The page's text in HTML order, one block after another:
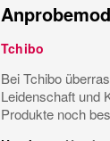
Tchibo
Bei Tchibo
Leidenschaft und
Produkte noch